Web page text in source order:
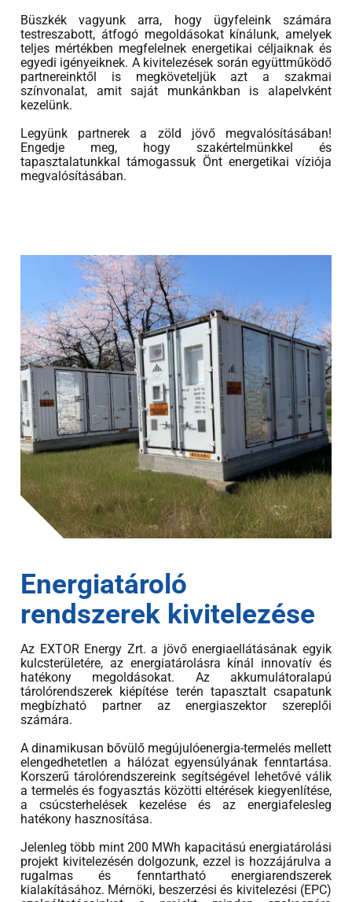
Büszkék vagyunk arra, hogy ügyfeleink számára
testreszabott, átfogó megoldásokat kínálunk, amelyek
teljes mértékben megfelelnek energetikai céljaiknak és
egyedi igényeiknek. A kivitelezések során együttműködő
partnereinktől is megköveteljük azt a szakmai
színvonalat, amit saját munkánkban is alapelvként
kezelünk.
Legyünk partnerek a zöld jövő megvalósításában!
Engedje meg, hogy szakértelmünkkel és
tapasztalatunkkal támogassuk Önt energetikai víziója
megvalósításában.
Energiatároló
rendszerek kivitelezése
Az EXTOR Energy Zrt. a jövő energiaellátásának egyik
kulcsterületére, az energiatárolásra kínál innovatív és
hatékony megoldásokat. Az akkumulátoralapú
tárolórendszerek kiépítése terén tapasztalt csapatunk
megbízható partner az energiaszektor szereplői
számára.
A dinamikusan bővülő megújulóenergia-termelés mellett
elengedhetetlen a hálózat egyensúlyának fenntartása.
Korszerű tárolórendszereink segítségével lehetővé válik
a termelés és fogyasztás közötti eltérések kiegyenlítése,
a csúcsterhelések kezelése és az energiafelesleg
hatékony hasznosítása.
Jelenleg több mint 200 MWh kapacitású energiatárolási
projekt kivitelezésén dolgozunk, ezzel is hozzájárulva a
rugalmas és fenntartható energiarendszerek
kialakításához. Mérnöki, beszerzési és kivitelezési (EPC)